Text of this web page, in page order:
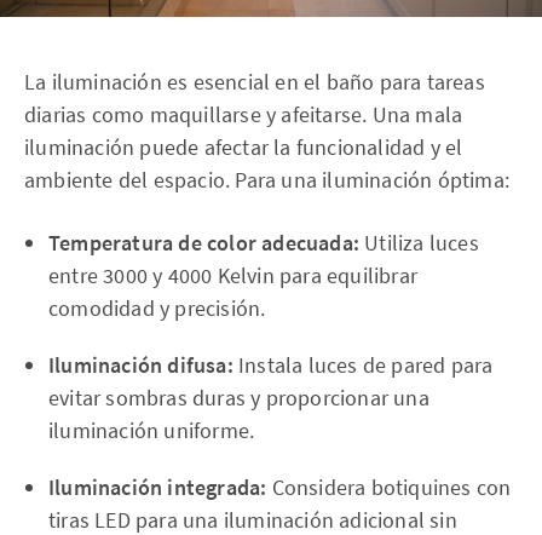
La iluminación es esencial en el baño para tareas
diarias como maquillarse y afeitarse. Una mala
iluminación puede afectar la funcionalidad y el
ambiente del espacio. Para una iluminación óptima:
Temperatura de color adecuada: Utiliza luces
entre 3000 y 4000 Kelvin para equilibrar
comodidad y precisión.
Iluminación difusa: Instala luces de pared para
evitar sombras duras y proporcionar una
iluminación uniforme.
Iluminación integrada: Considera botiquines con
tiras LED para una iluminación adicional sin